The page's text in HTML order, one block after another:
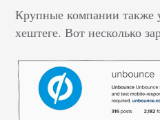
Крупные компании
хештеге. Вот несколько